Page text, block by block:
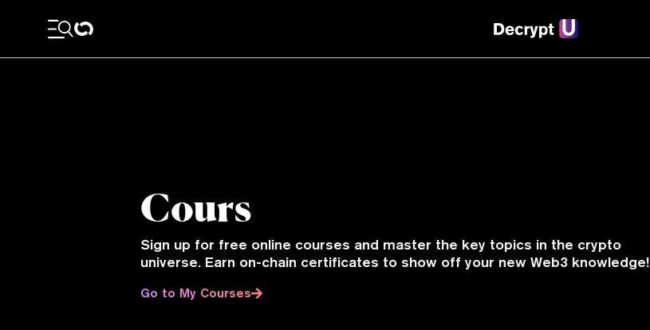
Cours
Sign up for free online courses and master the key topics in the crypto
universe. Earn on-chain certificates to show off your new Web3 knowledge!
Go to My Courses